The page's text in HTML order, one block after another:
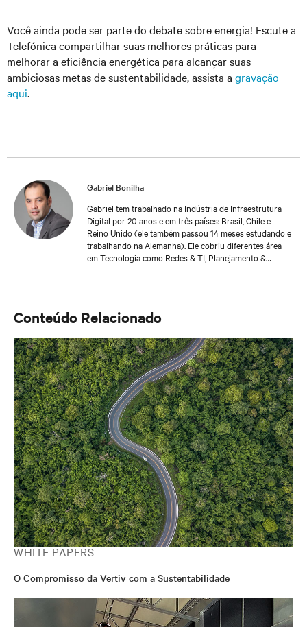
Você ainda pode ser parte do debate sobre energia! Escute a
Telefónica compartilhar suas melhores práticas para
melhorar a eficiência energética para alcançar suas
ambiciosas metas de sustentabilidade, assista a gravação
aqui.
Gabriel Bonilha
Gabriel tem trabalhado na Indústria de Infraestrutura
Digital por 20 anos e em três países: Brasil, Chile e
Reino Unido (ele também passou 14 meses estudando e
trabalhando na Alemanha). Ele cobriu diferentes área
em Tecnologia como Redes & TI, Planejamento &
completo aos clientes da Vertiv, do lançamento do
otimização/eficiência e transformação.
Conteúdo Relacionado
WHITE PAPERS
O Compromisso da Vertiv com a Sustentabilidade